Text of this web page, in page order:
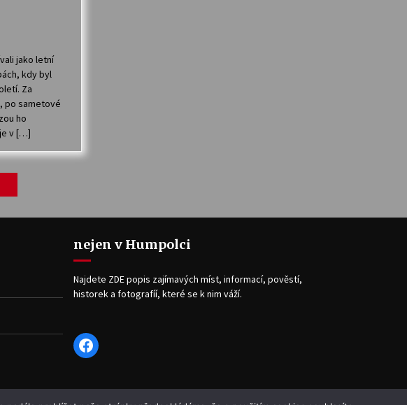
jako letní
kdy byl
Za
po sametové
ho
v […]
nejen v Humpolci
Najdete ZDE popis zajímavých míst, informací, pověstí,
historek a fotografíí, které se k nim váží.
Facebook